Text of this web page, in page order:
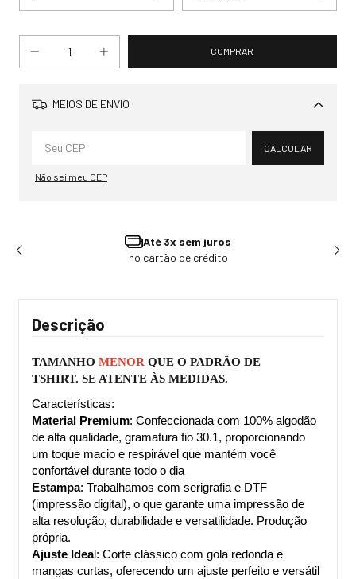
MEIOS DE ENVIO
Alterar CEP
CALCULAR
Não sei meu CEP
3x sem juros
de crédito
Descrição
TAMANHO MENOR QUE O PADRÃO DE
TSHIRT. SE ATENTE ÀS MEDIDAS.
Características:
Material Premium: Confeccionada com 100% algodão
de alta qualidade, gramatura fio 30.1, proporcionando
um toque macio e respirável que mantém você
confortável durante todo o dia
Estampa: Trabalhamos com serigrafia e DTF
(impressão digital), o que garante uma impressão de
alta resolução, durabilidade e versatilidade. Produção
própria.
Ajuste Ideal: Corte clássico com gola redonda e
mangas curtas, oferecendo um ajuste perfeito e versátil